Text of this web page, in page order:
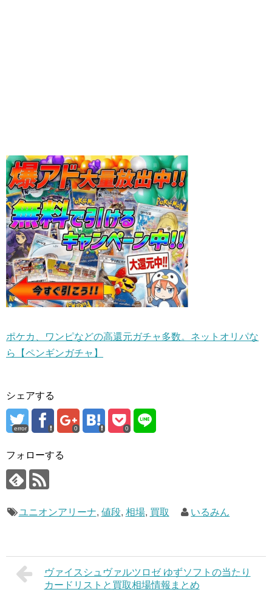
ポケカ、ワンピなどの高還元ガチャ多数。ネットオリパな
ら【ペンギンガチャ】
シェアする
error 0 0
フォローする
ユニオンアリーナ, 値段, 相場, 買取 いるみん
ヴァイスシュヴァルツロゼ ゆずソフトの当たり
カードリストと買取相場情報まとめ